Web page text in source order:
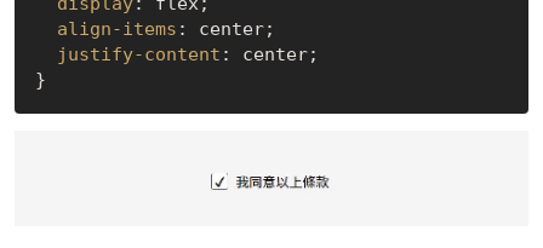
align-items : center;
justify-content : center;